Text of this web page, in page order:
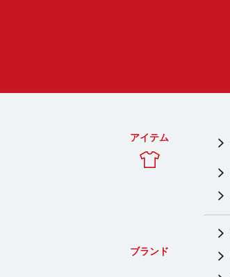
アイテム
ブランド